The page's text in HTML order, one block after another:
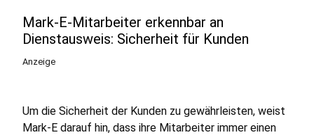
Mark-E-Mitarbeiter erkennbar an
Dienstausweis: Sicherheit für Kunden
Anzeige
Um die Sicherheit der Kunden zu gewährleisten, weist
Mark-E darauf hin, dass ihre Mitarbeiter immer einen